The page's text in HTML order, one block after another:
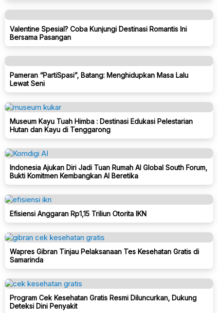
Valentine Spesial? Coba Kunjungi Destinasi Romantis Ini
Bersama Pasangan
Pameran “PartiSpasi”, Batang: Menghidupkan Masa Lalu
Lewat Seni
Museum Kayu Tuah Himba : Destinasi Edukasi Pelestarian
Hutan dan Kayu di Tenggarong
Indonesia Ajukan Diri Jadi Tuan Rumah AI Global South Forum,
Bukti Komitmen Kembangkan AI Beretika
Efisiensi Anggaran Rp1,15 Triliun Otorita IKN
Wapres Gibran Tinjau Pelaksanaan Tes Kesehatan Gratis di
Samarinda
Program Cek Kesehatan Gratis Resmi Diluncurkan, Dukung
Deteksi Dini Penyakit